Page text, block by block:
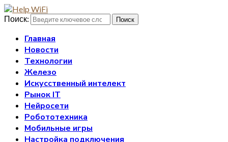
Поиск: Поиск
Главная
Новости
Технологии
Железо
Искусственный интелект
Рынок IT
Нейросети
Робототехника
Мобильные игры
Настройка подключения